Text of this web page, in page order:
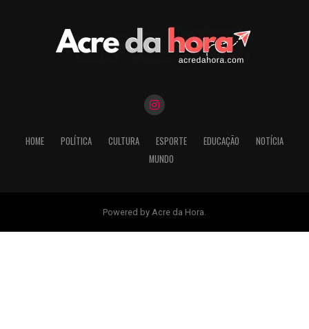
HOME POLÍTICA CULTURA ESPORTE EDUCAÇÃO
NOTÍCIA
MUNDO
Powered by Acre da Hora.